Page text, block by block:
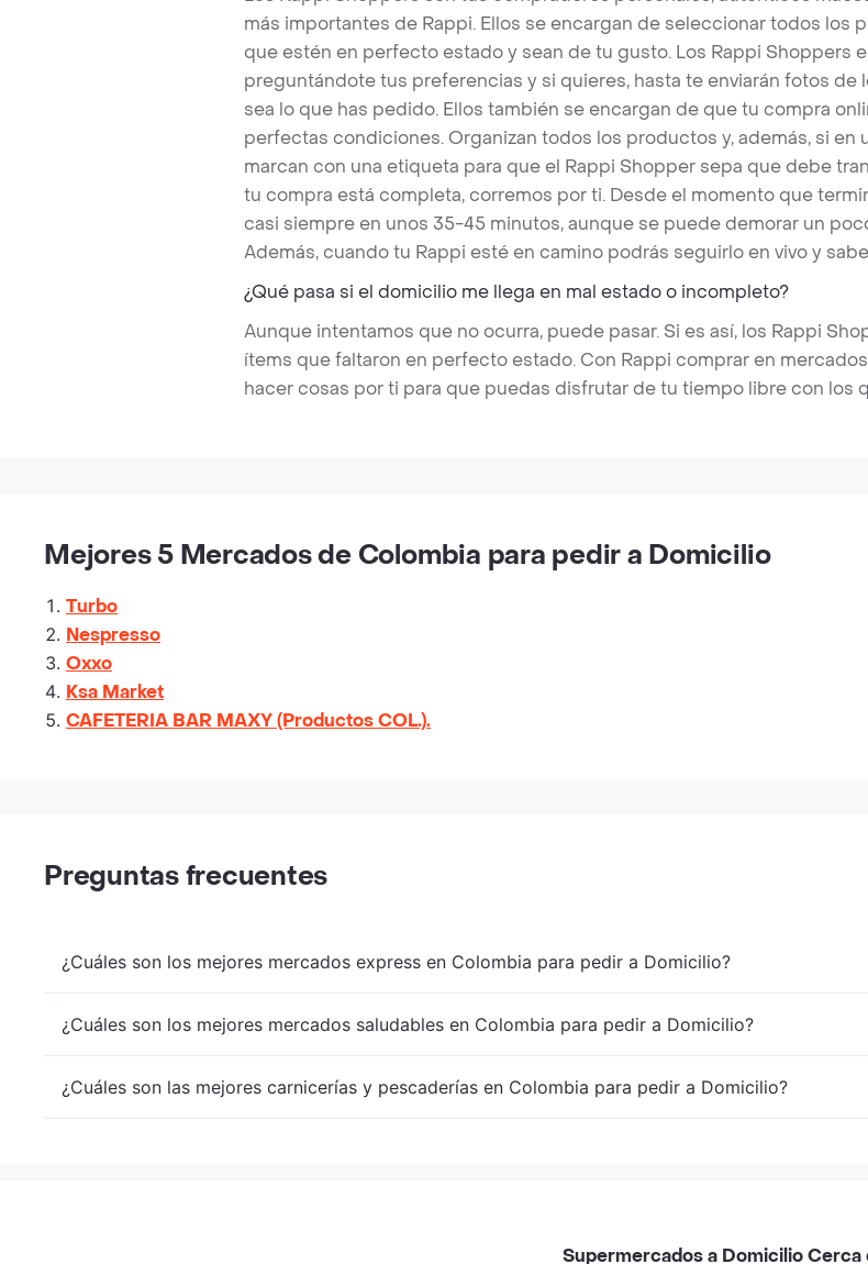
más importantes de Rappi. Ellos se encargan de seleccionar todos
que estén en perfecto estado y sean de tu gusto. Los Rappi Shoppers
preguntándote tus preferencias y si quieres, hasta te enviarán fotos
sea lo que has pedido. Ellos también se encargan de que tu compra
perfectas condiciones. Organizan todos los productos y, además, si
marcan con una etiqueta para que el Rappi Shopper sepa que debe
tu compra está completa, corremos por ti. Desde el momento que
casi siempre en unos 35-45 minutos, aunque se puede demorar un
Además, cuando tu Rappi esté en camino podrás seguirlo en vivo y
¿Qué pasa si el domicilio me llega en mal estado o incompleto?
Aunque intentamos que no ocurra, puede pasar. Si es así, los Rappi
ítems que faltaron en perfecto estado. Con Rappi comprar en
hacer cosas por ti para que puedas disfrutar de tu tiempo libre con los
Mejores 5 Mercados de Colombia para pedir a Domicilio
Turbo
Nespresso
Oxxo
Ksa Market
CAFETERIA BAR MAXY (Productos COL.).
Preguntas frecuentes
¿Cuáles son los mejores mercados express en Colombia para pedir a Domicilio?
¿Cuáles son los mejores mercados saludables en Colombia para pedir a Domicilio?
¿Cuáles son las mejores carnicerías y pescaderías en Colombia para pedir a Domicilio?
Supermercados a Domicilio Cerca